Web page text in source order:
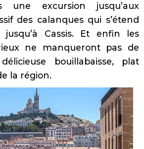
une excursion jusqu’aux
des calanques qui s’étend
Cassis. Et enfin les
ne manqueront pas de
bouillabaisse, plat
la région.